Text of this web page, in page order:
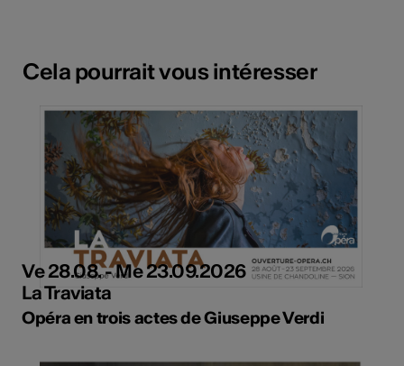
Cela pourrait vous intéresser
Ve 28.08. - Me 23.09.2026
La Traviata
Opéra en trois actes de Giuseppe Verdi